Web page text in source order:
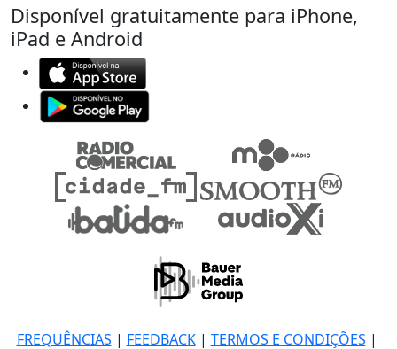
Disponível gratuitamente para iPhone,
iPad e Android
FREQUÊNCIAS | FEEDBACK| TERMOS E CONDIÇÕES |